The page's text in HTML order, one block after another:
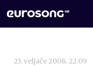
23. veljače 2008. 22:09